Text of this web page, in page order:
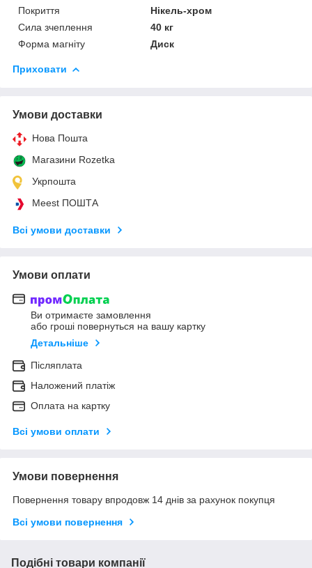
Покриття
Нікель-хром
Сила зчеплення
40 кг
Форма магніту
Диск
Приховати
Умови доставки
Нова Пошта
Магазини Rozetka
Укрпошта
Meest ПОШТА
Всі умови доставки
Умови оплати
Ви отримаєте замовлення
або гроші повернуться на вашу картку
Детальніше
Післяплата
Наложений платіж
Оплата на картку
Всі умови оплати
Умови повернення
Повернення товару впродовж 14 днів за рахунок покупця
Всі умови повернення
Подібні товари компанії